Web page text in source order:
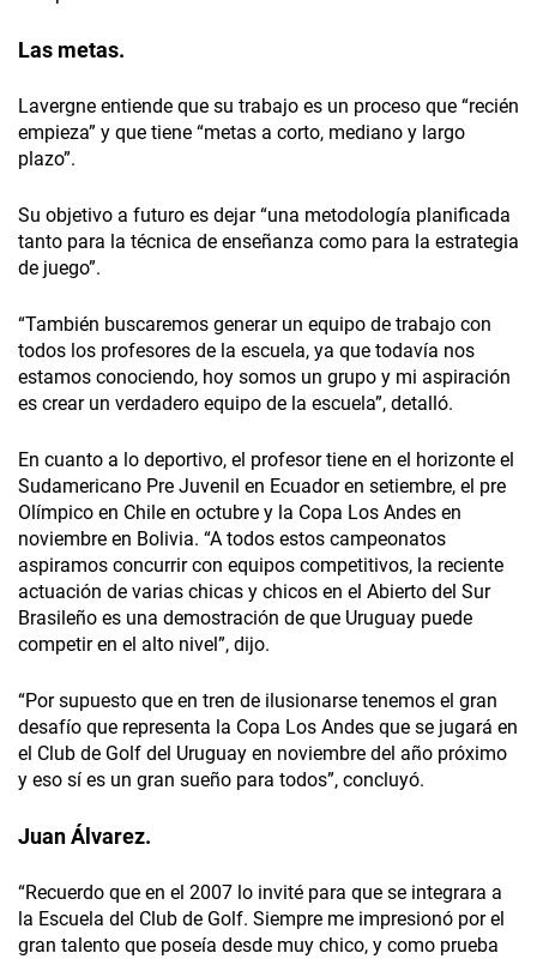
Las metas.
Laver­gne entiende que su trabajo es un proceso que “recién
empieza” y que tiene “metas a corto, mediano y largo
plazo”.
Su objetivo a futuro es dejar “una metodología planificada
tanto para la técnica de enseñanza como para la estrategia
de juego”.
“También buscaremos generar un equipo de trabajo con
todos los profesores de la escuela, ya que todavía nos
estamos conociendo, hoy somos un grupo y mi aspiración
es crear un verdadero equipo de la escuela”, detalló.
En cuanto a lo deportivo, el profesor tiene en el horizonte el
Sudamericano Pre Juvenil en Ecuador en setiembre, el pre
Olímpico en Chile en octubre y la Copa Los Andes en
noviembre en Bolivia. “A todos estos campeonatos
aspiramos concurrir con equipos competitivos, la reciente
actuación de varias chicas y chicos en el Abierto del Sur
Brasileño es una demostración de que Uruguay puede
competir en el alto nivel”, dijo.
“Por supuesto que en tren de ilusionarse tenemos el gran
desafío que representa la Copa Los Andes que se jugará en
el Club de Golf del Uruguay en noviembre del año próximo
y eso sí es un gran sueño para todos”, concluyó.
Juan Álvarez.
“Recuerdo que en el 2007 lo invité para que se integrara a
la Escuela del Club de Golf. Siempre me impresionó por el
gran talento que poseía desde muy chico, y como prueba